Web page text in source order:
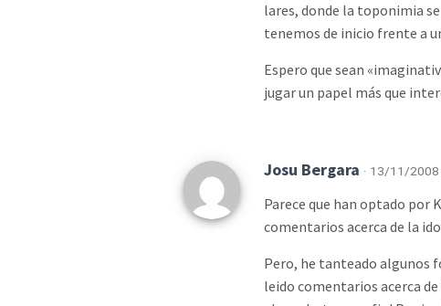
lares, donde la toponimia
tenemos de inicio frente a
Espero que sean
jugar un papel más que
Josu Bergara · 13/11/2008
Parece que han optado por
comentarios acerca de la
Pero, he tanteado algunos
leido comentarios acerca